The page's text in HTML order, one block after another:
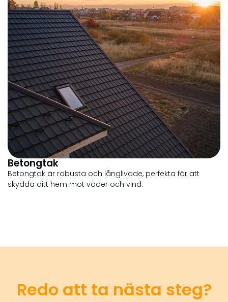
Betongtak
Betongtak är robusta och långlivade, perfekta för att
skydda ditt hem mot väder och vind.
Redo att ta nästa steg?